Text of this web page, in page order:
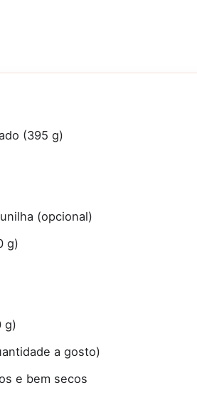
(395 g)
(opcional)
g)
g)
a gosto)
e bem secos